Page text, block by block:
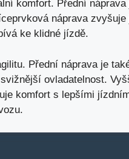
komfort. Přední
náprava
ke klidné jízdě.
Přední náprava je
ovladatelnost.
komfort s lepšími